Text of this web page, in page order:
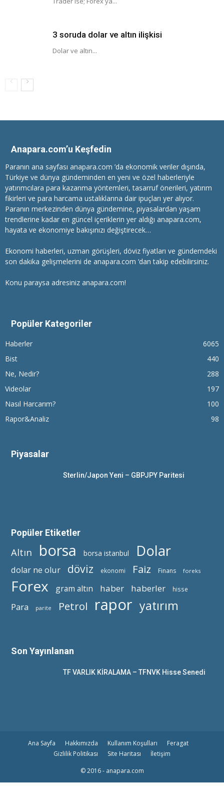
3 soruda dolar ve altın ilişkisi
Dolar ve altın...
Anapara.com’u Keşfedin
Paranın ana sayfası anapara.com ’da ekonomik veriler dışında,
Türkiye ve dünya gündeminden en yeni ve özel haberleriyle
yatırımcılara para kazanma yöntemleri, tasarruf önerileri, yatırım
fikirleri ve para harcama ustalıklarına dair ipuçları yer alıyor.
Paranın merkezinden dünya gündemine, piyasalardan yaşam
trendlerine kadar en güncel içeriklerin yer aldığı anapara.com,
hayata ve ekonomiye bakışınızı değiştirecek…
Ekonomi haberleri, uzman görüşleri, döviz fiyatları ve gündemdeki
son dakika gelişmelerini de anapara.com ‘dan takip edebilirsiniz.
Konu paraysa adresiniz anapara.com!
Popüler Kategoriler
Haberler
6065
Bist
440
Ne, Nedir?
288
Videolar
197
Nasıl Harcarım?
100
Rapor&Analiz
98
Piyasalar
Sterlin/Japon Yeni – GBPJPY Paritesi
Popüler Etiketler
Altın borsa borsa istanbul Dolar
dolar ne olur döviz ekonomi Faiz Finans foreks
Forex gram altın haber haberler hisse
Para parite Petrol rapor yatırım
Son Yayınlanan
TF VARLIK KİRALAMA – TFNVK Hisse Senedi
Ana Sayfa Hakkımızda Kullanım Koşulları
Feragat
Gizlilik Politikası
Site Haritası
İletişim
© 2016 - anapara.com